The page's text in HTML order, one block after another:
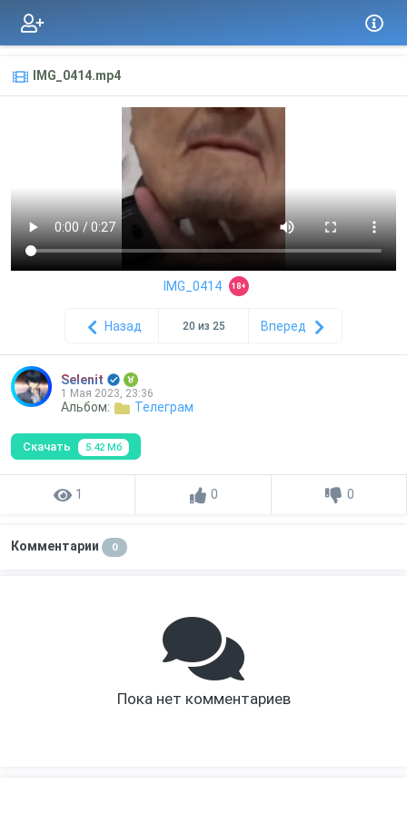
IMG_0414.mp4
IMG_0414 18+
Назад 20 из 25 Вперед
Selenit
1 Мая 2023, 23:36
Альбом: Телеграм
Скачать 5.42 Мб
1 0 0
Комментарии 0
Пока нет комментариев